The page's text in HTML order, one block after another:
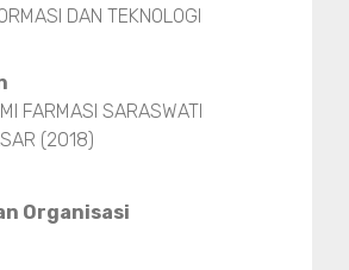
DAN TEKNOLOGI
FARMASI SARASWATI
(2018)
Organisasi